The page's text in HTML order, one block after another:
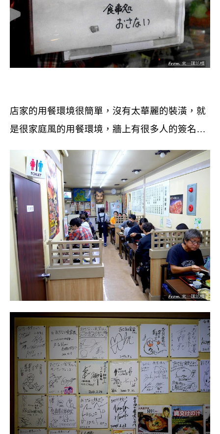
店家的用餐環境很簡單，沒有太華麗的裝潢，就
是很家庭風的用餐環境，牆上有很多人的簽名…